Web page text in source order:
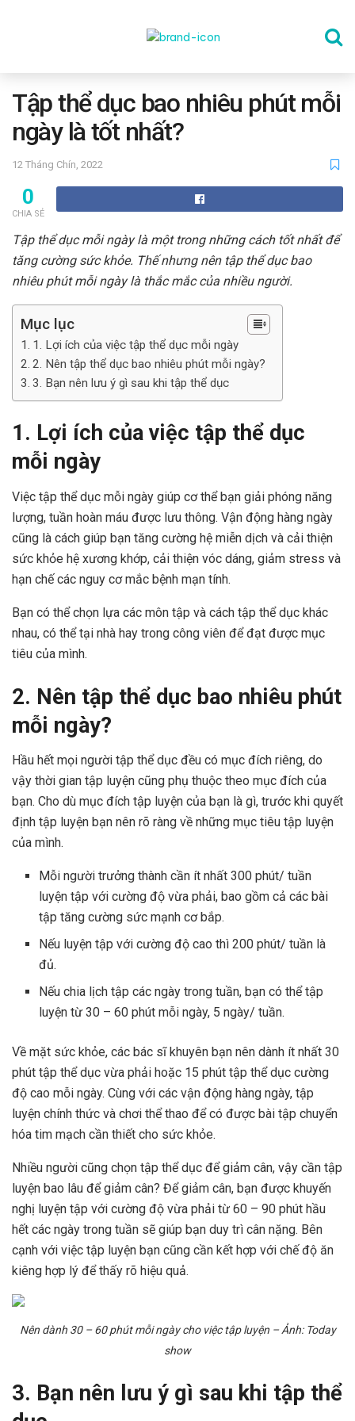
THỂ DỤC
DINH DƯỠNG
SỨC KHỎE TINH THẦN
CÔNG NGHỆ
Tập thể dục bao nhiêu phút mỗi
ngày là tốt nhất?
12 Tháng Chín, 2022
0
CHIA SẺ
Tập thể dục mỗi ngày là một trong những cách tốt nhất để
tăng cường sức khỏe. Thế nhưng nên tập thể dục bao
nhiêu phút mỗi ngày là thắc mắc của nhiều người.
Mục lục
1. Lợi ích của việc tập thể dục mỗi ngày
2. Nên tập thể dục bao nhiêu phút mỗi ngày?
3. Bạn nên lưu ý gì sau khi tập thể dục
1. Lợi ích của việc tập thể dục
mỗi ngày
Việc tập thể dục mỗi ngày giúp cơ thể bạn giải phóng năng
lượng, tuần hoàn máu được lưu thông. Vận động hàng ngày
cũng là cách giúp bạn tăng cường hệ miễn dịch và cải thiện
sức khỏe hệ xương khớp, cải thiện vóc dáng, giảm stress và
hạn chế các nguy cơ mắc bệnh mạn tính.
Bạn có thể chọn lựa các môn tập và cách tập thể dục khác
nhau, có thể tại nhà hay trong công viên để đạt được mục
tiêu của mình.
2. Nên tập thể dục bao nhiêu phút
mỗi ngày?
Hầu hết mọi người tập thể dục đều có mục đích riêng, do
vậy thời gian tập luyện cũng phụ thuộc theo mục đích của
bạn. Cho dù mục đích tập luyện của bạn là gì, trước khi quyết
định tập luyện bạn nên rõ ràng về những mục tiêu tập luyện
của mình.
Mỗi người trưởng thành cần ít nhất 300 phút/ tuần
luyện tập với cường độ vừa phải, bao gồm cả các bài
tập tăng cường sức mạnh cơ bắp.
Nếu luyện tập với cường độ cao thì 200 phút/ tuần là
đủ.
Nếu chia lịch tập các ngày trong tuần, bạn có thể tập
luyện từ 30 – 60 phút mỗi ngày, 5 ngày/ tuần.
Về mặt sức khỏe, các bác sĩ khuyên bạn nên dành ít nhất 30
phút tập thể dục vừa phải hoặc 15 phút tập thể dục cường
độ cao mỗi ngày. Cùng với các vận động hàng ngày, tập
luyện chính thức và chơi thể thao để có được bài tập chuyển
hóa tim mạch cần thiết cho sức khỏe.
Nhiều người cũng chọn tập thể dục để giảm cân, vậy cần tập
luyện bao lâu để giảm cân? Để giảm cân, bạn được khuyến
nghị luyện tập với cường độ vừa phải từ 60 – 90 phút hầu
hết các ngày trong tuần sẽ giúp bạn duy trì cân nặng. Bên
cạnh với việc tập luyện bạn cũng cần kết hợp với chế độ ăn
kiêng hợp lý để thấy rõ hiệu quả.
Nên dành 30 – 60 phút mỗi ngày cho việc tập luyện – Ảnh: Today
show
3. Bạn nên lưu ý gì sau khi tập thể